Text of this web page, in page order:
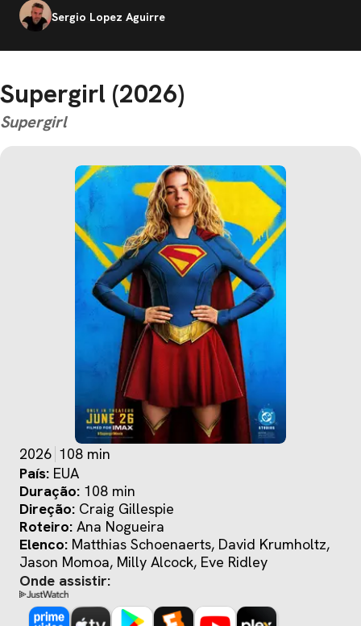
Sergio Lopez Aguirre
Supergirl (2026)
Supergirl
2026 108 min
País: EUA
Duração: 108 min
Direção: Craig Gillespie
Roteiro: Ana Nogueira
Elenco: Matthias Schoenaerts, David Krumholtz,
Jason Momoa, Milly Alcock, Eve Ridley
Onde assistir: